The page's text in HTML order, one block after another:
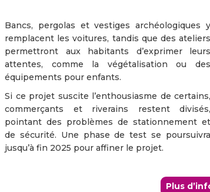
Bancs, pergolas et vestiges archéologiques y
remplacent les voitures, tandis que des ateliers
permettront aux habitants d’exprimer leurs
attentes, comme la végétalisation ou des
équipements pour enfants.
Si ce projet suscite l’enthousiasme de certains,
commerçants et riverains restent divisés,
pointant des problèmes de stationnement et
de sécurité. Une phase de test se poursuivra
jusqu’à fin 2025 pour affiner le projet.
Plus